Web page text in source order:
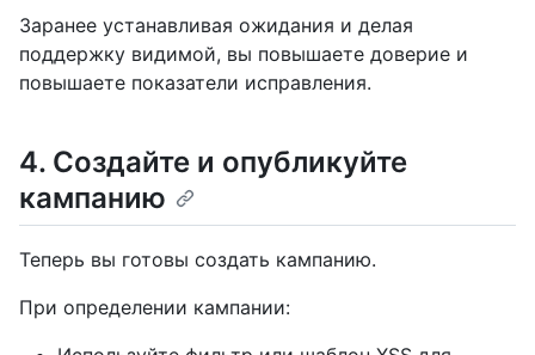
Заранее устанавливая ожидания и делая
поддержку видимой, вы повышаете доверие и
повышаете показатели исправления.
4. Создайте и опубликуйте
кампанию
Теперь вы готовы создать кампанию.
При определении кампании: